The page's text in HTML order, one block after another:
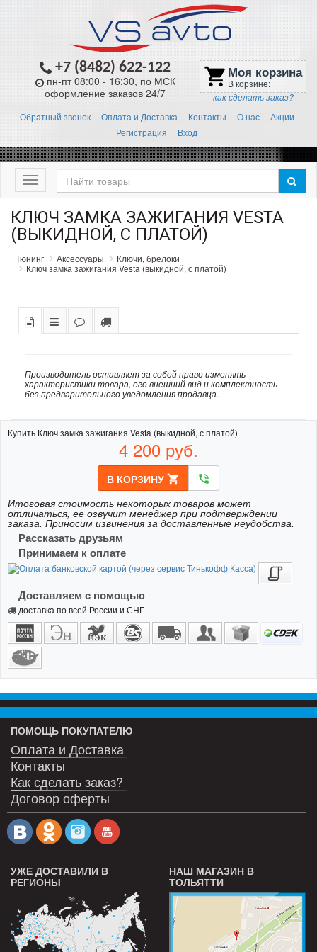
+7 (8482) 622-122
пн-пт 08:00 - 16:30, по МСК
оформление заказов 24/7
shopping_cart Моя корзина
В корзине:
как сделать заказ?
Обратный звонок Оплата и Доставка Контакты О нас
Акции
Регистрация
Вход
Меню
КЛЮЧ ЗАМКА ЗАЖИГАНИЯ VESTA
(ВЫКИДНОЙ, С ПЛАТОЙ)
Тюнинг Аксессуары
Ключи, брелоки
Ключ замка зажигания Vesta (выкидной, с платой)
Производитель оставляет за собой право изменять
характеристики товара, его внешний вид и комплектность
без предварительного уведомления продавца.
Купить Ключ замка зажигания Vesta (выкидной, с платой)
4 200 руб.
В КОРЗИНУ shopping_cart phone_in_talk
Итоговая стоимость некоторых товаров может
отличаться, ее озвучит менеджер при подтверждении
заказа. Приносим извинения за доставленные неудобства.
Рассказать друзьям
Принимаем к оплате
Доставляем с помощью
доставка по всей России и СНГ
ПОМОЩЬ ПОКУПАТЕЛЮ
Оплата и Доставка
Контакты
Как сделать заказ?
Договор оферты
УЖЕ ДОСТАВИЛИ В
РЕГИОНЫ
НАШ МАГАЗИН В
ТОЛЬЯТТИ